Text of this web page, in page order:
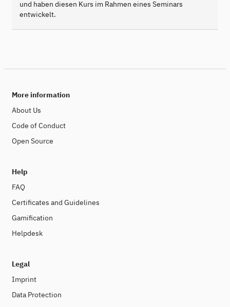
und haben diesen Kurs im Rahmen eines Seminars
entwickelt.
More information
About Us
Code of Conduct
Open Source
Help
FAQ
Certificates and Guidelines
Gamification
Helpdesk
Legal
Imprint
Data Protection